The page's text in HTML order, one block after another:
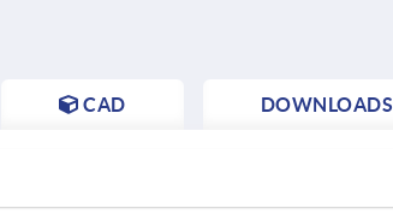
CAD DOWNLOADS